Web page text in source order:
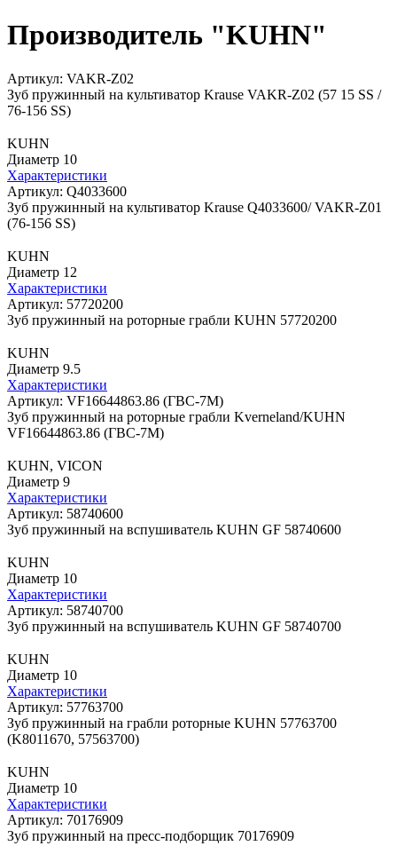
Производитель "KUHN"
Артикул: VAKR-Z02
Зуб пружинный на культиватор Krause VAKR-Z02 (57 15 SS /
76-156 SS)
KUHN
Диаметр 10
Характеристики
Артикул: Q4033600
Зуб пружинный на культиватор Krause Q4033600/ VAKR-Z01
(76-156 SS)
KUHN
Диаметр 12
Характеристики
Артикул: 57720200
Зуб пружинный на роторные грабли KUHN 57720200
KUHN
Диаметр 9.5
Характеристики
Артикул: VF16644863.86 (ГВС-7М)
Зуб пружинный на роторные грабли Kverneland/KUHN
VF16644863.86 (ГВС-7М)
KUHN, VICON
Диаметр 9
Характеристики
Артикул: 58740600
Зуб пружинный на вспушиватель KUHN GF 58740600
KUHN
Диаметр 10
Характеристики
Артикул: 58740700
Зуб пружинный на вспушиватель KUHN GF 58740700
KUHN
Диаметр 10
Характеристики
Артикул: 57763700
Зуб пружинный на грабли роторные KUHN 57763700
(K8011670, 57563700)
KUHN
Диаметр 10
Характеристики
Артикул: 70176909
Зуб пружинный на пресс-подборщик 70176909